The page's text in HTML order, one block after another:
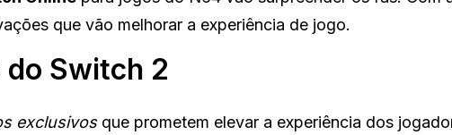
que vão melhorar a experiência de jogo.
do Switch 2
exclusivosque prometem elevar a experiência dos